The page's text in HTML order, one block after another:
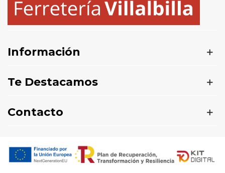
Información
Te Destacamos
Contacto